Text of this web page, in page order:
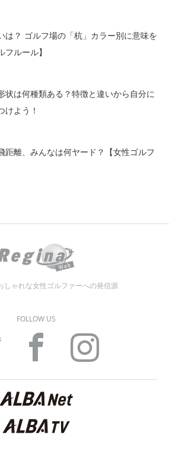
は？ ゴルフ場の「杭」カラー別に意味を
ルール】
状は何種類ある？特徴と違いから自分に
けよう！
距離、みんなは何ヤード？【女性ゴルフ
しゃれな女性ゴルファーへの発信源
FOLLOW US
Instagram